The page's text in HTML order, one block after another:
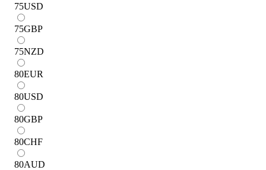
75USD
75GBP
75NZD
80EUR
80USD
80GBP
80CHF
80AUD